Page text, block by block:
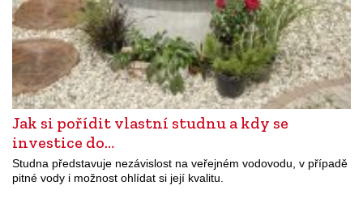
Jak si pořídit vlastní studnu a kdy se
investice do…
Studna představuje nezávislost na veřejném vodovodu, v případě
pitné vody i možnost ohlídat si její kvalitu.